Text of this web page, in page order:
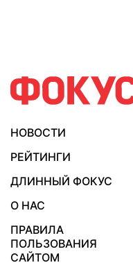
НОВОСТИ
РЕЙТИНГИ
ДЛИННЫЙ ФОКУС
О НАС
ПРАВИЛА
ПОЛЬЗОВАНИЯ
САЙТОМ